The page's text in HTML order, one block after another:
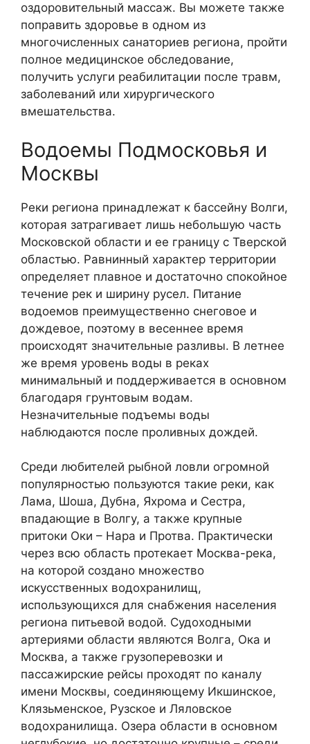
оздоровительный массаж. Вы можете также
поправить здоровье в одном из
многочисленных санаториев региона, пройти
полное медицинское обследование,
получить услуги реабилитации после травм,
заболеваний или хирургического
вмешательства.
Водоемы Подмосковья и
Москвы
Реки региона принадлежат к бассейну Волги,
которая затрагивает лишь небольшую часть
Московской области и ее границу с Тверской
областью. Равнинный характер территории
определяет плавное и достаточно спокойное
течение рек и ширину русел. Питание
водоемов преимущественно снеговое и
дождевое, поэтому в весеннее время
происходят значительные разливы. В летнее
же время уровень воды в реках
минимальный и поддерживается в основном
благодаря грунтовым водам.
Незначительные подъемы воды
наблюдаются после проливных дождей.
Среди любителей рыбной ловли огромной
популярностью пользуются такие реки, как
Лама, Шоша, Дубна, Яхрома и Сестра,
впадающие в Волгу, а также крупные
притоки Оки – Нара и Протва. Практически
через всю область протекает Москва-река,
на которой создано множество
искусственных водохранилищ,
использующихся для снабжения населения
региона питьевой водой. Судоходными
артериями области являются Волга, Ока и
Москва, а также грузоперевозки и
пассажирские рейсы проходят по каналу
имени Москвы, соединяющему Икшинское,
Клязьменское, Рузское и Ляловское
водохранилища. Озера области в основном